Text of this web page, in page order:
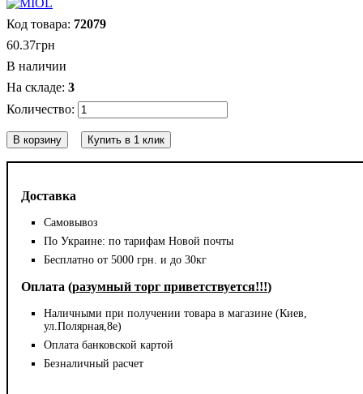
Доставка
Самовывоз
По Украине: по тарифам Новой почты
Бесплатно от 5000 грн. и до 30кг
Оплата (разумный торг приветствуется!!!)
Наличными при получении товара в магазине (Киев,
ул.Полярная,8е)
Оплата банковской картой
Безналичный расчет
72079
60.37грн
В наличии
3
В корзину Купить в 1 клик